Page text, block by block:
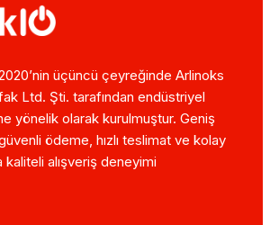
üçüncü çeyreğinde Arlinoks
Ltd. Şti. tarafından endüstriyel
yönelik olarak kurulmuştur. Geniş
ödeme, hızlı teslimat ve kolay
kaliteli alışveriş deneyimi